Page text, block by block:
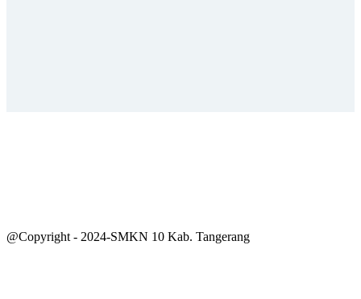
@Copyright - 2024-SMKN 10 Kab. Tangerang